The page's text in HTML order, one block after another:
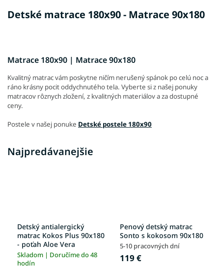
Detské matrace 180x90 - Matrace 90x180
Matrace 180x90 | Matrace 90x180
Kvalitný matrac vám poskytne ničím nerušený spánok po celú noc a
ráno krásny pocit oddychnutého tela. Vyberte si z našej ponuky
matracov rôznych zložení, z kvalitných materiálov a za dostupné
ceny.
Postele v našej ponuke Detské postele 180x90
Najpredávanejšie
Detský antialergický
matrac Kokos Plus 90x180
- poťah Aloe Vera
Skladom | Doručíme do 48
hodín
Penový detský matrac
Sonto s kokosom 90x180
5-10 pracovných dní
119 €